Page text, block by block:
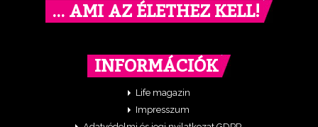
… AMI AZ ÉLETHEZ KELL!
INFORMÁCIÓK
Life magazin
Impresszum